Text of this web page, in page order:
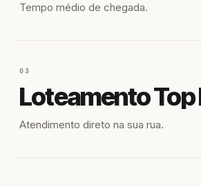
Tempo médio de chegada.
03
Loteamento Top
Atendimento direto na sua rua.